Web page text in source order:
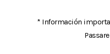
* Información